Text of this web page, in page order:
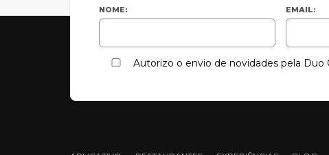
NOME: EMAIL:
Autorizo o envio de novidades pela